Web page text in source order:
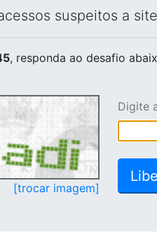
suspeitos a
, responda ao desafio
[trocar imagem]
Digite